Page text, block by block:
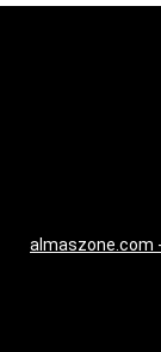
almaszone.com